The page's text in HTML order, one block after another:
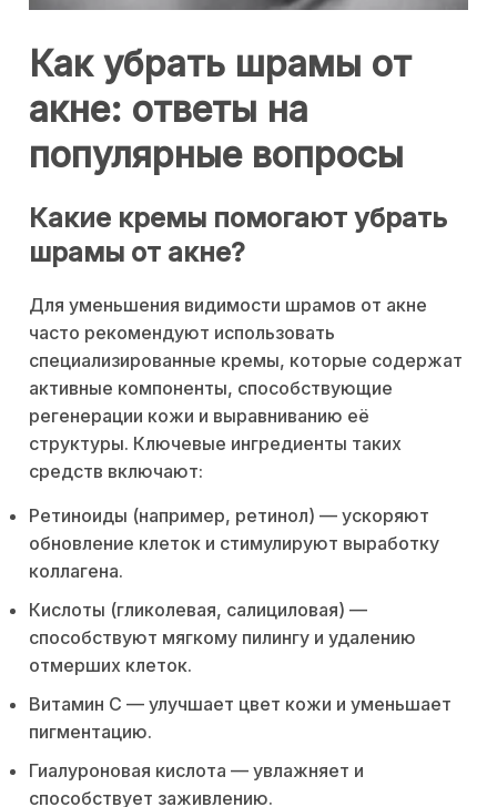
Как убрать шрамы от
акне: ответы на
популярные вопросы
Какие кремы помогают убрать
шрамы от акне?
Для уменьшения видимости шрамов от акне
часто рекомендуют использовать
специализированные кремы, которые содержат
активные компоненты, способствующие
регенерации кожи и выравниванию её
структуры. Ключевые ингредиенты таких
средств включают:
Ретиноиды (например, ретинол) — ускоряют
обновление клеток и стимулируют выработку
коллагена.
Кислоты (гликолевая, салициловая) —
способствуют мягкому пилингу и удалению
отмерших клеток.
Витамин C — улучшает цвет кожи и уменьшает
пигментацию.
Гиалуроновая кислота — увлажняет и
способствует заживлению.